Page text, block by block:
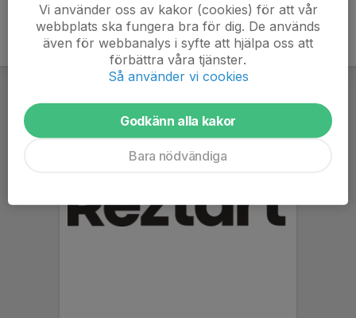
Vi använder oss av kakor (cookies) för att vår
webbplats ska fungera bra för dig. De används
även för webbanalys i syfte att hjälpa oss att
förbättra våra tjänster.
Så använder vi cookies
Godkänn alla kakor
Bara nödvändiga